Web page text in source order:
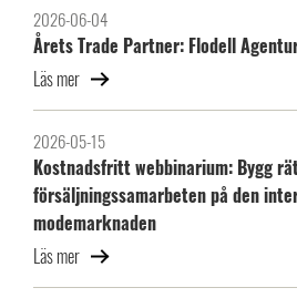
2026-06-04
Årets Trade Partner: Flodell
Läs mer
2026-05-15
Kostnadsfritt webbinarium: Bygg
försäljningssamarbeten på den
modemarknaden
Läs mer